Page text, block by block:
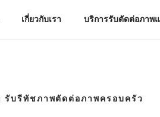
เกี่ยวกับเรา บริการรับตัดต่อภาพ
รับรีทัชภาพตัดต่อภาพครอบครัว